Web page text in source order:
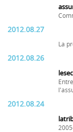
2012.08.27
La
2012.08.26
2012.08.24